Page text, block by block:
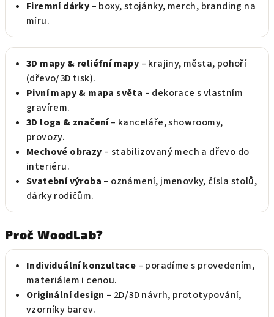
Firemní dárky – boxy, stojánky, merch, branding na
míru.
3D mapy & reliéfní mapy – krajiny, města, pohoří
(dřevo/3D tisk).
Pivní mapy & mapa světa – dekorace s vlastním
gravírem.
3D loga & značení– kanceláře, showroomy,
provozy.
Mechové obrazy – stabilizovaný mech a dřevo do
interiéru.
Svatební výroba – oznámení, jmenovky, čísla stolů,
dárky rodičům.
Proč WoodLab?
Individuální konzultace – poradíme s provedením,
materiálem i cenou.
Originální design – 2D/3D návrh, prototypování,
vzorníky barev.